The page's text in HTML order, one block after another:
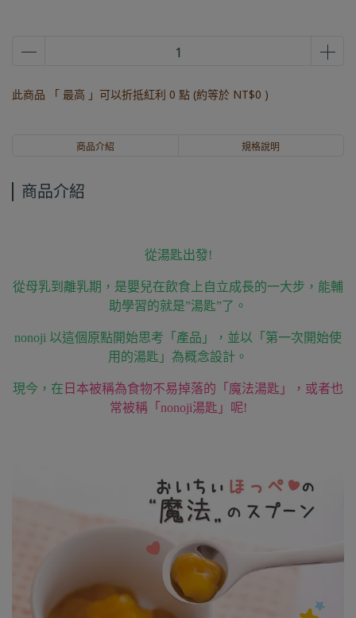
此商品 「 最高 」可以折抵紅利 0 點 (約等於 NT$0 )
商品介紹 規格說明
商品介紹
從湯匙出發!
從母乳到離乳期，是嬰兒在飲食上自立成長的一大步，能輔
助學習的就是”湯匙”了。
nonoji 以這個原點開始思考「產品」，並以「第一次開始使
用的湯匙」為概念設計。
現今，在 日本被稱為食物不易掉落的「魔法湯匙」，或者也
常被稱「nonoji湯匙」呢!